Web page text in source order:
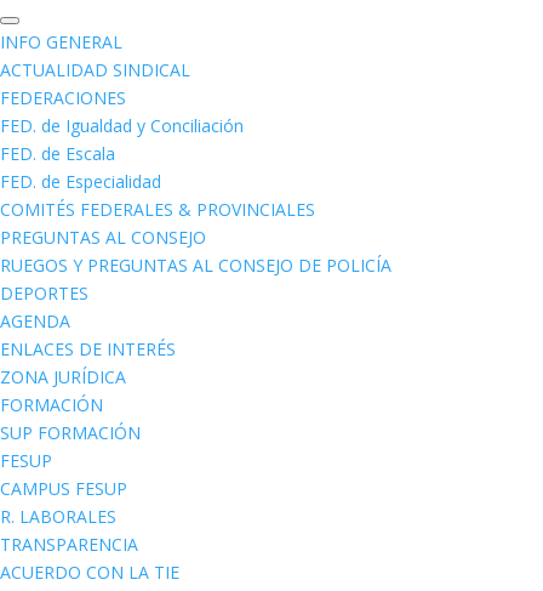
INFO GENERAL
ACTUALIDAD SINDICAL
FEDERACIONES
FED. de Igualdad y Conciliación
FED. de Escala
FED. de Especialidad
COMITÉS FEDERALES & PROVINCIALES
PREGUNTAS AL CONSEJO
RUEGOS Y PREGUNTAS AL CONSEJO DE POLICÍA
DEPORTES
AGENDA
ENLACES DE INTERÉS
ZONA JURÍDICA
FORMACIÓN
SUP FORMACIÓN
FESUP
CAMPUS FESUP
R. LABORALES
TRANSPARENCIA
ACUERDO CON LA TIE